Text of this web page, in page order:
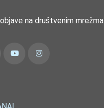
na društvenim mrežma